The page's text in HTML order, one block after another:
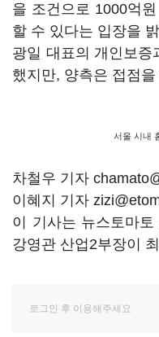
을 조건으로 1000억
할 수 있다는 입장을
광일 대표의 개인보증
했지만, 양측은 접점
서울 시내
차철우 기자
이혜지 기자
이 기사는 뉴스토마
강영관 산업2부장이